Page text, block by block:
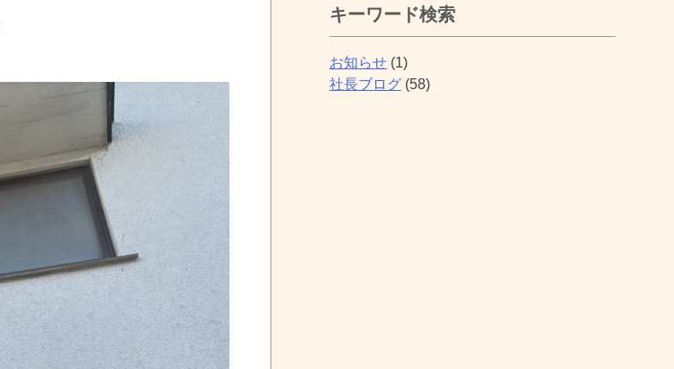
キーワード検索
お知らせ (1)
社長ブログ (58)